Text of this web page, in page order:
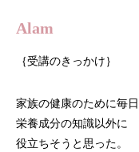
Alam
｛受講のきっかけ｝
家族の健康のために毎
栄養成分の知識以外に
役立ちそうと思った。